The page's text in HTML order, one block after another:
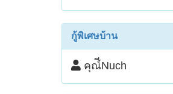
กู้พิเศษบ้าน
คุณ์ีNuch